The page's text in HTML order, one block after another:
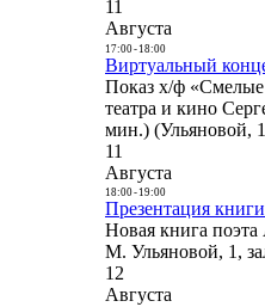
11
Августа
17:00- 18:00
Виртуальный
Показ х/ф
театра и кино
мин.) (Ульяновой,
11
Августа
18:00- 19:00
Презентация
Новая книга
М. Ульяновой, 1,
12
Августа